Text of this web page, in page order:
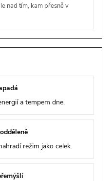
nad tím, kam přesně v
a tempem dne.
režim jako celek.